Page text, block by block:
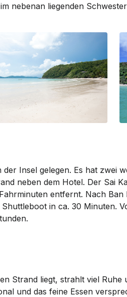
nebenan liegenden
Insel gelegen. Es hat zwei
neben dem Hotel. Der Sai
entfernt. Nach Ban
in ca. 30 Minuten.
Strand liegt, strahlt viel Ruhe
und das feine Essen